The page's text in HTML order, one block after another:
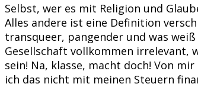
Selbst, wer es mit Religion und
Alles andere ist eine Definition
transqueer, pangender und was
Gesellschaft vollkommen irrelevant,
sein! Na, klasse, macht doch! Von
ich das nicht mit meinen Steuern